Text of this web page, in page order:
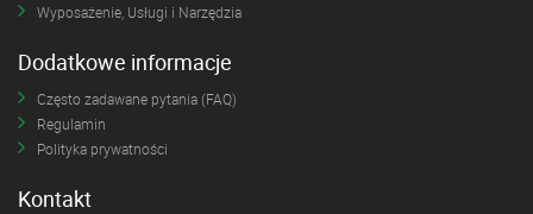
Wyposażenie, Usługi i Narzędzia
Dodatkowe informacje
Często zadawane pytania (FAQ)
Regulamin
Polityka prywatności
Kontakt